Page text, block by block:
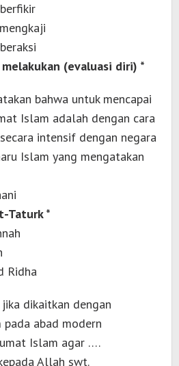
melakukan (evaluasi diri) *
bahwa untuk mencapai
Islam adalah dengan cara
intensif dengan negara
Islam yang mengatakan
Taturk *
Ridha
jika dikaitkan dengan
pada abad modern
Islam agar ….
Allah swt.